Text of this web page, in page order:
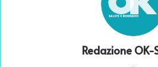
Redazione OK-